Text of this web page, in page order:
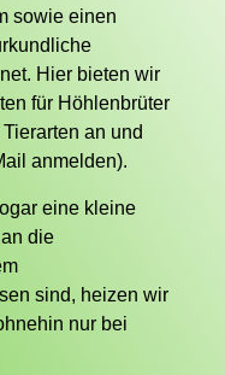
sowie einen
Hier bieten wir
für Höhlenbrüter
an und
anmelden).
eine kleine
die
sind, heizen wir
nur bei